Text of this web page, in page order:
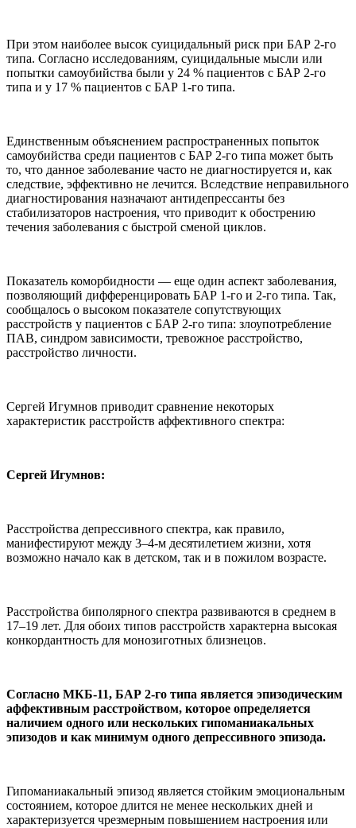
При этом наиболее высок суицидальный риск при БАР 2-го
типа. Согласно исследованиям, суицидальные мысли или
попытки самоубийства были у 24 % пациентов с БАР 2-го
типа и у 17 % пациентов с БАР 1-го типа.
Единственным объяснением распространенных попыток
самоубийства среди пациентов с БАР 2-го типа может быть
то, что данное заболевание часто не диагностируется и, как
следствие, эффективно не лечится. Вследствие неправильного
диагностирования назначают антидепрессанты без
стабилизаторов настроения, что приводит к обострению
течения заболевания с быстрой сменой циклов.
Показатель коморбидности — еще один аспект заболевания,
позволяющий дифференцировать БАР 1-го и 2-го типа. Так,
сообщалось о высоком показателе сопутствующих
расстройств у пациентов с БАР 2-го типа: злоупотребление
ПАВ, синдром зависимости, тревожное расстройство,
расстройство личности.
Сергей Игумнов приводит сравнение некоторых
характеристик расстройств аффективного спектра:
Сергей Игумнов:
Расстройства депрессивного спектра, как правило,
манифестируют между 3–4-м десятилетием жизни, хотя
возможно начало как в детском, так и в пожилом возрасте.
Расстройства биполярного спектра развиваются в среднем в
17–19 лет. Для обоих типов расстройств характерна высокая
конкордантность для монозиготных близнецов.
Согласно МКБ-11, БАР 2-го типа является эпизодическим
аффективным расстройством, которое определяется
наличием одного или нескольких гипоманиакальных
эпизодов и как минимум одного депрессивного эпизода.
Гипоманиакальный эпизод является стойким эмоциональным
состоянием, которое длится не менее нескольких дней и
характеризуется чрезмерным повышением настроения или